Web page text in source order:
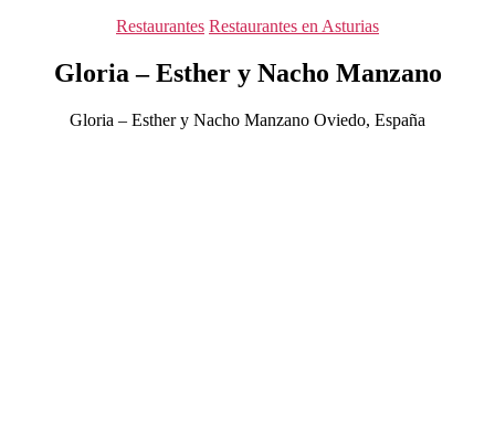
Categorías
Restaurantes Restaurantes en Asturias
Gloria – Esther y Nacho Manzano
Gloria – Esther y Nacho Manzano Oviedo, España